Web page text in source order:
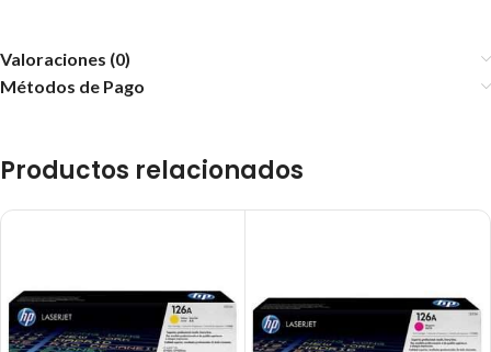
Valoraciones (0)
Métodos de Pago
Productos relacionados